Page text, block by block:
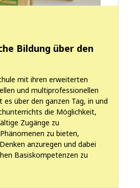
Bildung über den
mit ihren erweiterten
und multiprofessionellen
über den ganzen Tag, in und
die Möglichkeit,
Zugänge zu
zu bieten,
anzuregen und dabei
Basiskompetenzen zu